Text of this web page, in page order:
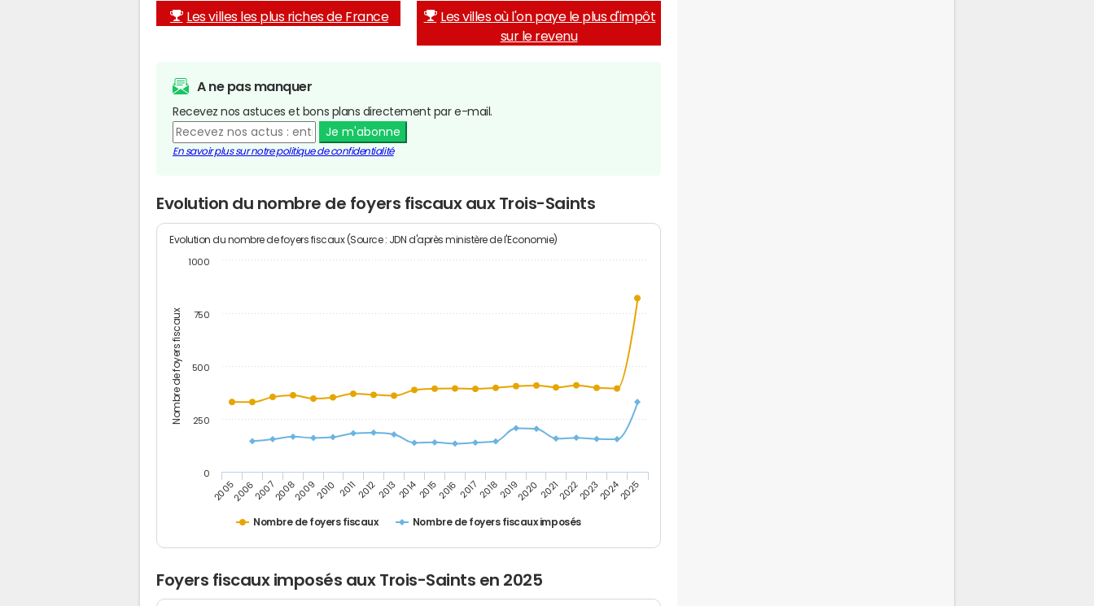
Les villes les plus riches de France
Les villes où l'on paye le plus d'impôt
sur le revenu
A ne pas manquer
Recevez nos astuces et bons plans directement par e-mail.
Je m'abonne
En savoir plus sur notre politique de confidentialité
Evolution du nombre de foyers fiscaux aux Trois-Saints
Nombre de foyers fiscaux
Evolution du nombre de foyers fiscaux (Source : JDN d'après ministère de l'Economie)
Nombre de foyers fiscaux Nombre de foyers fiscaux imposés
200520062007200820092010 201120122013201420152016 201720182019202020212022202320242025
0
250
500
750
1000
Foyers fiscaux imposés aux Trois-Saints en 2025